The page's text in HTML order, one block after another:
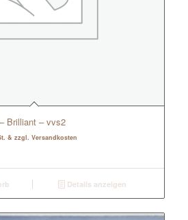
Brilliant – vvs2
& zzgl. Versandkosten
Details anzeigen